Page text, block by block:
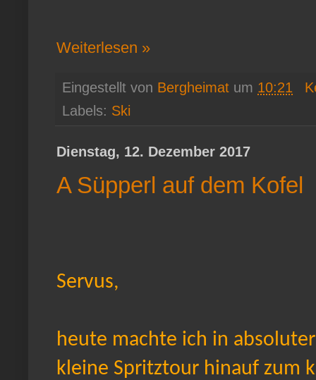
Weiterlesen »
Eingestellt von Bergheimat um 10:21
Labels: Ski
Dienstag, 12. Dezember 2017
A Süpperl auf dem Kofel
Servus,
heute machte ich in
kleine Spritztour hinauf zum